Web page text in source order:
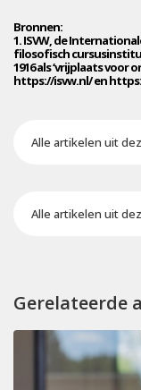
Bronnen:
1. ISVW, de
filosofisch
1916 als ‘vrijplaats voor
https://isvw.nl/ en
Alle artikelen uit
Alle artikelen uit
Gerelateerde